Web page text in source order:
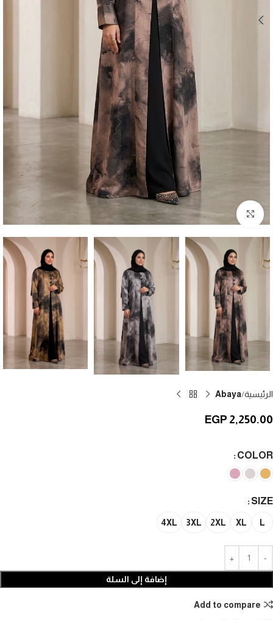
Click to enlarge
الرئيسية Abaya
EGP 2,250.00
COLOR
SIZE
L
XL
2XL
3XL
4XL
إضافة إلى السلة
Add to compare